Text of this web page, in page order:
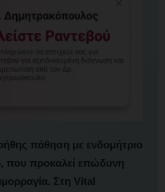
πάθηση με ενδομήτριο
που προκαλεί επώδυνη
Στη Vital